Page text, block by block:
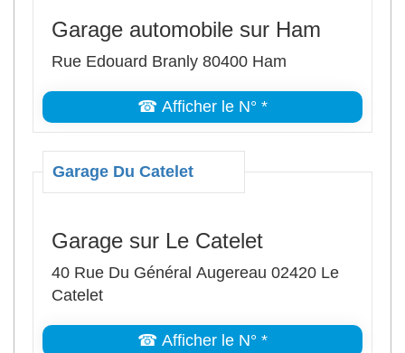
Garage automobile sur Ham
Rue Edouard Branly 80400 Ham
☎ Afficher le N° *
Garage Du Catelet
Garage sur Le Catelet
40 Rue Du Général Augereau 02420 Le
Catelet
☎ Afficher le N° *